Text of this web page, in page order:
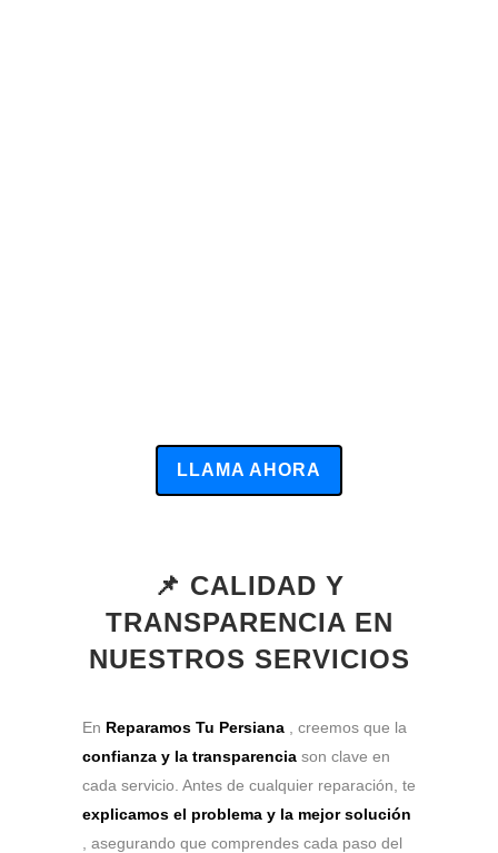
LLAMA AHORA
📌 CALIDAD Y
TRANSPARENCIA EN
NUESTROS SERVICIOS
En Reparamos Tu Persiana , creemos que la
confianza y la transparencia son clave en
cada servicio. Antes de cualquier reparación, te
explicamos el problema y la mejor solución
, asegurando que comprendes cada paso del